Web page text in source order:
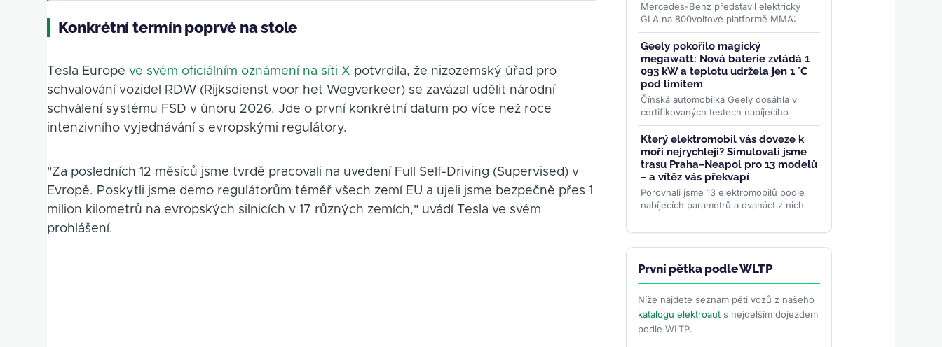
Konkrétní termín poprvé na stole
Tesla Europeve svém oficiálním oznámení na síti X potvrdila, že nizozemský úřad pro
schvalování vozidel RDW (Rijksdienst voor het Wegverkeer) se zavázal udělit národní
schválení systému FSD v únoru 2026. Jde o první konkrétní datum po více než roce
intenzivního vyjednávání s evropskými regulátory.
"Za posledních 12 měsíců jsme tvrdě pracovali na uvedení Full Self-Driving (Supervised) v
Evropě. Poskytli jsme demo regulátorům téměř všech zemí EU a ujeli jsme bezpečně přes 1
milion kilometrů na evropských silnicích v 17 různých zemích," uvádí Tesla ve svém
prohlášení.
Mercedes-Benz představil elektrický
GLA na 800voltové platformě MMA:
dojezd až 657 km WLTP, nabíjení
výkonem 320 kW a plnění na 80 % za
22...>>
Geely pokořilo magický
megawatt: Nová baterie zvládá 1
093 kW a teplotu udržela jen 1 °C
pod limitem
Čínská automobilka Geely dosáhla v
certifikovaných testech nabíjecího
výkonu 1 093 kW na straně vozidla. Její
LFP baterie Aegis Gold Brick...>>
Který elektromobil vás doveze k
moři nejrychleji? Simulovali jsme
trasu Praha–Neapol pro 13 modelů
– a vítěz vás překvapí
Porovnali jsme 13 elektromobilů podle
nabíjecích parametrů a dvanáct z nich
Praha–Neapol v ABRP. Odhalili...>>
První pětka podle WLTP
Níže najdete seznam pěti vozů z našeho
katalogu elektroauts nejdelším dojezdem
podle WLTP.